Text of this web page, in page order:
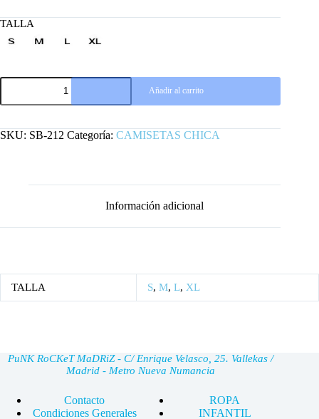
TALLA
CAMISETA
VINTAGE
Añadir al carrito
SKU: SB-212 Categoría: CAMISETAS CHICA
Información adicional
TALLA S, M, L, XL
PuNK RoCKeT MaDRiZ - C/ Enrique Velasco, 25. Vallekas /
Madrid - Metro Nueva Numancia
Contacto
Condiciones Generales
ROPA
INFANTIL